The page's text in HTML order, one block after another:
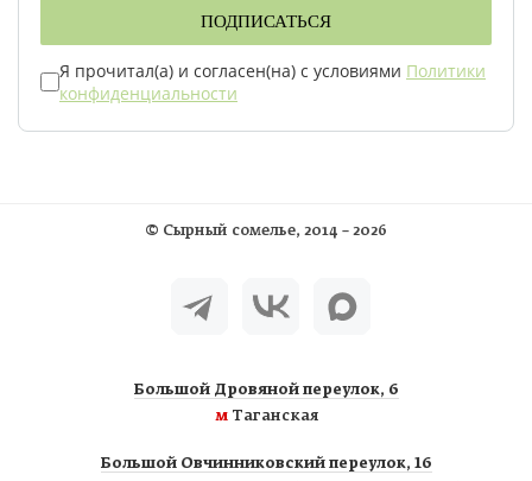
ПОДПИСАТЬСЯ
Я прочитал(а) и согласен(на) с условиями Политики
конфиденциальности
© Сырный сомелье, 2014 – 2026
Большой Дровяной переулок, 6
мТаганская
Большой Овчинниковский переулок, 16